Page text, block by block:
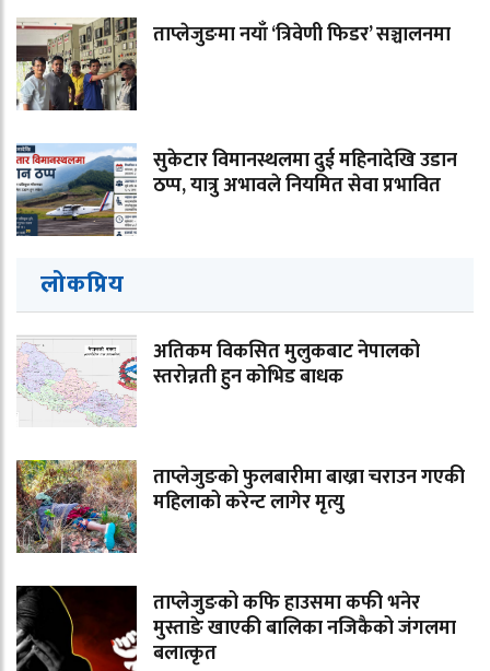
ताप्लेजुङमा नयाँ ‘त्रिवेणी फिडर’ सञ्चालनमा
सुकेटार विमानस्थलमा दुई महिनादेखि उडान
ठप्प, यात्रु अभावले नियमित सेवा प्रभावित
लोकप्रिय
अतिकम विकसित मुलुकबाट नेपालको
स्तरोन्नती हुन कोभिड बाधक
ताप्लेजुङको फुलबारीमा बाख्रा चराउन गएकी
महिलाको करेन्ट लागेर मृत्यु
ताप्लेजुङको कफि हाउसमा कफी भनेर
मुस्ताङे खाएकी बालिका नजिकैको जंगलमा
बलात्कृत